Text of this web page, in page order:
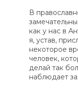
В
как у нас в
я, устав,
некоторое
человек,
делай так
наблюдает